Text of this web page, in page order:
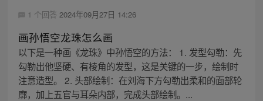
1 个回答 2024年09月27日 14:26
画孙悟空龙珠怎么画
以下是一种画《龙珠》中孙悟空的方法： 1. 发型勾勒：先
勾勒出他坚硬、有棱角的发型，这是关键的一步，绘制时
注意造型。 2. 头部绘制：在刘海下方勾勒出柔和的面部轮
廓，加上五官与耳朵内部，完成头部绘制。...